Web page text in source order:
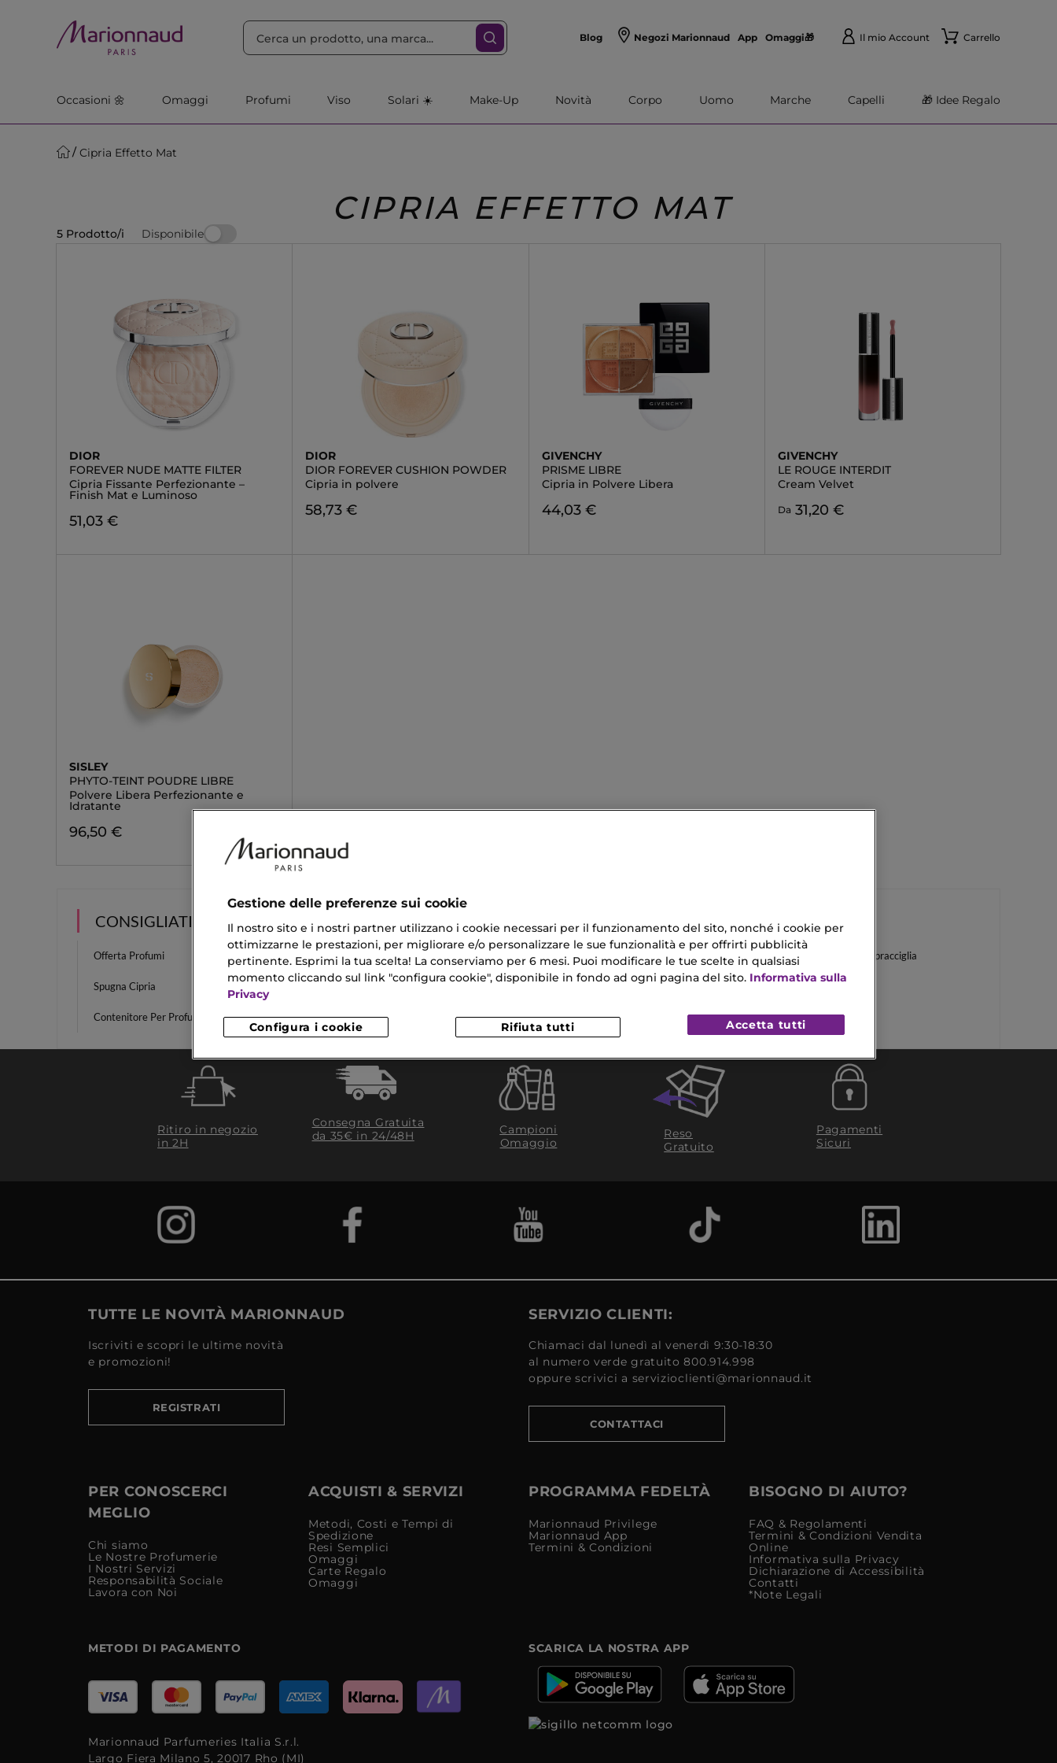
Blog Negozi Marionnaud App Omaggi🎁 Il mio Account Carrello
Occasioni 🌼 Omaggi Profumi Viso Solari ☀️ Make-Up Novità Corpo Uomo Marche Capelli 🎁 Idee Regalo
Cipria Effetto Mat
CIPRIA EFFETTO MAT
5 Prodotto/i Disponibile
DIOR
FOREVER NUDE MATTE FILTER
Cipria Fissante Perfezionante –
Finish Mat e Luminoso
51,03 €
DIOR
DIOR FOREVER CUSHION POWDER
Cipria in polvere
58,73 €
GIVENCHY
PRISME LIBRE
Cipria in Polvere Libera
44,03 €
GIVENCHY
LE ROUGE INTERDIT
Cream Velvet
Da 31,20 €
SISLEY
PHYTO-TEINT POUDRE LIBRE
Polvere Libera Perfezionante e
Idratante
96,50 €
CONSIGLIATI PER TE
Offerta Profumi Sopracciglia Perfette Pennello Cipria Effetto Laminazione Sopracciglia
Spugna Cipria Crema Corpo Riparatrice
Contenitore Per Profumi Dior Rouge Dior 720 Icone
Ritiro in negozio
in 2H
Consegna Gratuita
da 35€​ in 24/48H
Campioni
Omaggio
Reso
Gratuito
Pagamenti
Sicuri
TUTTE LE NOVITÀ MARIONNAUD
Iscriviti e scopri le ultime novità
e promozioni!
REGISTRATI
SERVIZIO CLIENTI:
Chiamaci dal lunedì al venerdì 9:30-18:30
al numero verde gratuito 800.914.998
oppure scrivici a servizioclienti@marionnaud.it
CONTATTACI
PER CONOSCERCI
MEGLIO
Chi siamo
Le Nostre Profumerie
I Nostri Servizi
Responsabilità Sociale
Lavora con Noi
ACQUISTI & SERVIZI
Metodi, Costi e Tempi di
Spedizione
Resi Semplici
Omaggi
Carte Regalo
Omaggi
PROGRAMMA FEDELTÀ
Marionnaud Privilege
Marionnaud App
Termini & Condizioni
BISOGNO DI AIUTO?
FAQ & Regolamenti
Termini & Condizioni Vendita
Online
Informativa sulla Privacy
Dichiarazione di Accessibilità
Contatti
*Note Legali
METODI DI PAGAMENTO
Marionnaud Parfumeries Italia S.r.l.
Largo Fiera Milano 5, 20017 Rho (MI)
SCARICA LA NOSTRA APP
Gestione delle preferenze sui cookie
Il nostro sito e i nostri partner utilizzano i cookie necessari per il funzionamento del sito, nonché i cookie per
ottimizzarne le prestazioni, per migliorare e/o personalizzare le sue funzionalità e per offrirti pubblicità
pertinente. Esprimi la tua scelta! La conserviamo per 6 mesi. Puoi modificare le tue scelte in qualsiasi
momento cliccando sul link "configura cookie", disponibile in fondo ad ogni pagina del sito. Informativa sulla
Privacy
Configura i cookie Rifiuta tutti Accetta tutti